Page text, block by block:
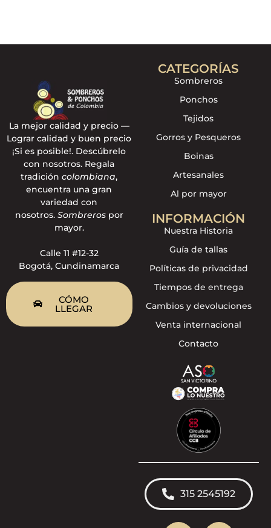
La mejor calidad y precio —
Lograr calidad y buen precio
¡Si es posible!. Descúbrelo
con nosotros. Regala
tradicióncolombiana,
encuentra una gran
variedad con
nosotros. Sombrerospor
mayor.
Calle 11 #12-32
Bogotá, Cundinamarca
CÓMO
LLEGAR
CATEGORÍAS
Sombreros
Ponchos
Tejidos
Gorros y Pesqueros
Boinas
Artesanales
Al por mayor
INFORMACIÓN
Nuestra Historia
Guía de tallas
Políticas de privacidad
Tiempos de entrega
Cambios y devoluciones
Venta internacional
Contacto
315 2545192